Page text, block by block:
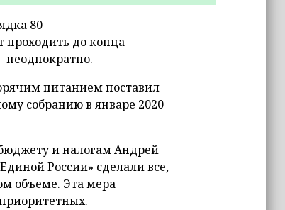
80
проходить до конца
неоднократно.
питанием поставил
собранию в январе 2020
и налогам Андрей
России» сделали все,
объеме. Эта мера